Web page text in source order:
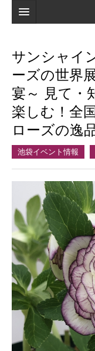
検索
店舗・施設最新情
口コミ
マイページ
ブックマーク
サンシャイ
ーズの世界
宴～ 見て・
楽しむ！全
ローズの逸
池袋イベント情報